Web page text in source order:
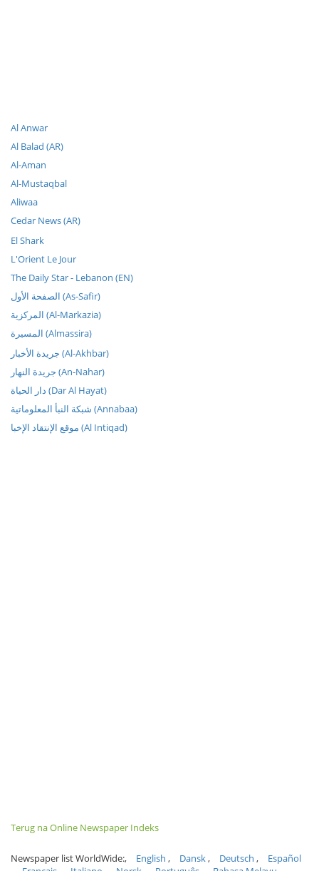
Al Anwar
Al Balad (AR)
Al-Aman
Al-Mustaqbal
Aliwaa
Cedar News (AR)
El Shark
L'Orient Le Jour
The Daily Star - Lebanon (EN)
الصفحة الأول (As-Safir)
المركزية (Al-Markazia)
المسيرة (Almassira)
جريدة الأخبار (Al-Akhbar)
جريدة النهار (An-Nahar)
دار الحياة (Dar Al Hayat)
شبكة النبأ المعلوماتية (Annabaa)
موقع الإنتقاد الإخبا (Al Intiqad)
Terug na Online Newspaper Indeks
Newspaper list WorldWide: English Dansk Deutsch
Español